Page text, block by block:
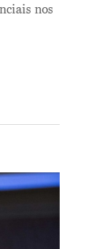
nos